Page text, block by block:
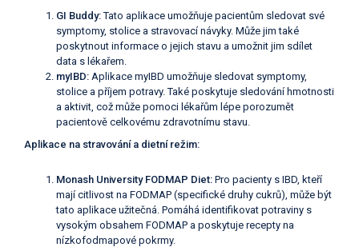
GI Buddy:Tato aplikace umožňuje pacientům sledovat své
symptomy, stolice a stravovací návyky. Může jim také
poskytnout informace o jejich stavu a umožnit jim sdílet
data s lékařem.
myIBD: Aplikace myIBD umožňuje sledovat symptomy,
stolice a příjem potravy. Také poskytuje sledování hmotnosti
a aktivit, což může pomoci lékařům lépe porozumět
pacientově celkovému zdravotnímu stavu.
Aplikace na stravování a dietní režim:
Monash University FODMAP Diet: Pro pacienty s IBD, kteří
mají citlivost na FODMAP (specifické druhy cukrů), může být
tato aplikace užitečná. Pomáhá identifikovat potraviny s
vysokým obsahem FODMAP a poskytuje recepty na
nízkofodmapové pokrmy.